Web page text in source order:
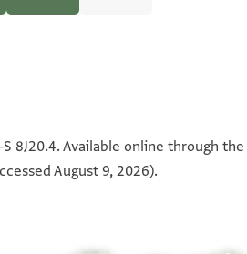
180°
8J20.4. Available online through
August 9, 2026).